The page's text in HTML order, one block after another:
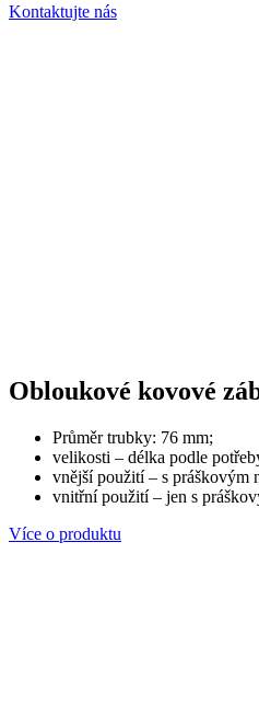
Kontaktujte nás
Obloukové kovové
Průměr trubky: 76 mm;
velikosti – délka podle
vnější použití – s práškovým
vnitřní použití – jen s
Více o produktu